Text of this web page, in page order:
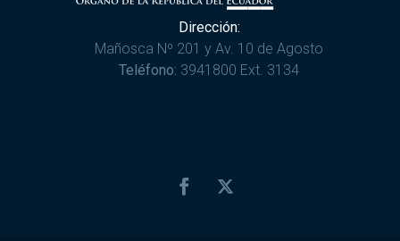
Dirección:
Mañosca Nº 201 y Av. 10 de Agosto
Teléfono: 3941800 Ext. 3134